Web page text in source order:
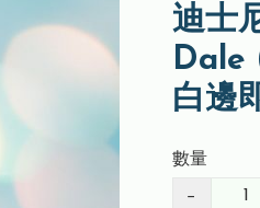
迪士
Dale
白邊
數量
−